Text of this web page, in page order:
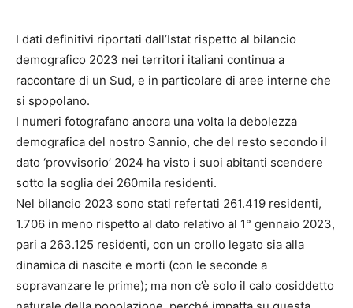
I dati definitivi riportati dall’Istat rispetto al bilancio
demografico 2023 nei territori italiani continua a
raccontare di un Sud, e in particolare di aree interne che
si spopolano.
I numeri fotografano ancora una volta la debolezza
demografica del nostro Sannio, che del resto secondo il
dato ‘provvisorio’ 2024 ha visto i suoi abitanti scendere
sotto la soglia dei 260mila residenti.
Nel bilancio 2023 sono stati refertati 261.419 residenti,
1.706 in meno rispetto al dato relativo al 1° gennaio 2023,
pari a 263.125 residenti, con un crollo legato sia alla
dinamica di nascite e morti (con le seconde a
sopravanzare le prime); ma non c’è solo il calo cosiddetto